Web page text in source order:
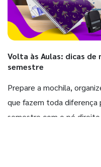
Volta às Aulas: dicas
semestre
Prepare a mochila,
que fazem toda diferença
semestre com o pé